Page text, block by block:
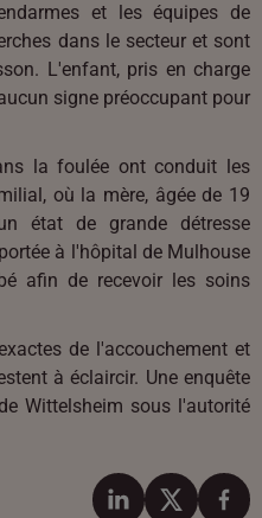
et les équipes de
dans le secteur et sont
L'enfant, pris en charge
signe préoccupant pour
la foulée ont conduit les
où la mère, âgée de 19
état de grande détresse
à l'hôpital de Mulhouse
afin de recevoir les soins
de l'accouchement et
à éclaircir. Une enquête
Wittelsheim sous l'autorité